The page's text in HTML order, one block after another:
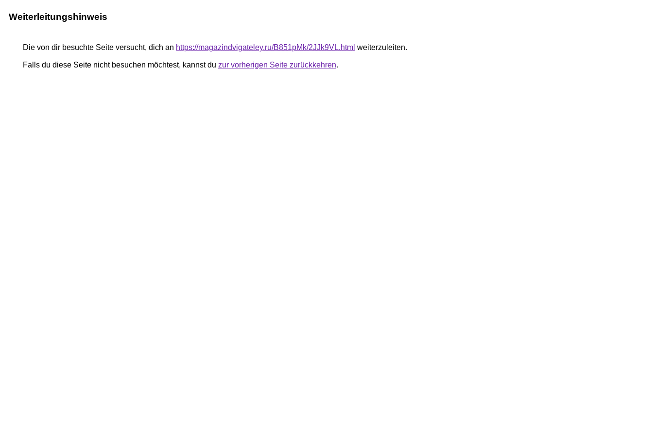
Weiterleitungshinweis
Die von dir besuchte Seite versucht, dich an https://magazindvigateley.ru/B851pMk/2JJk9VL.html weiterzuleiten.
Falls du diese Seite nicht besuchen möchtest, kannst du zur vorherigen Seite zurückkehren.